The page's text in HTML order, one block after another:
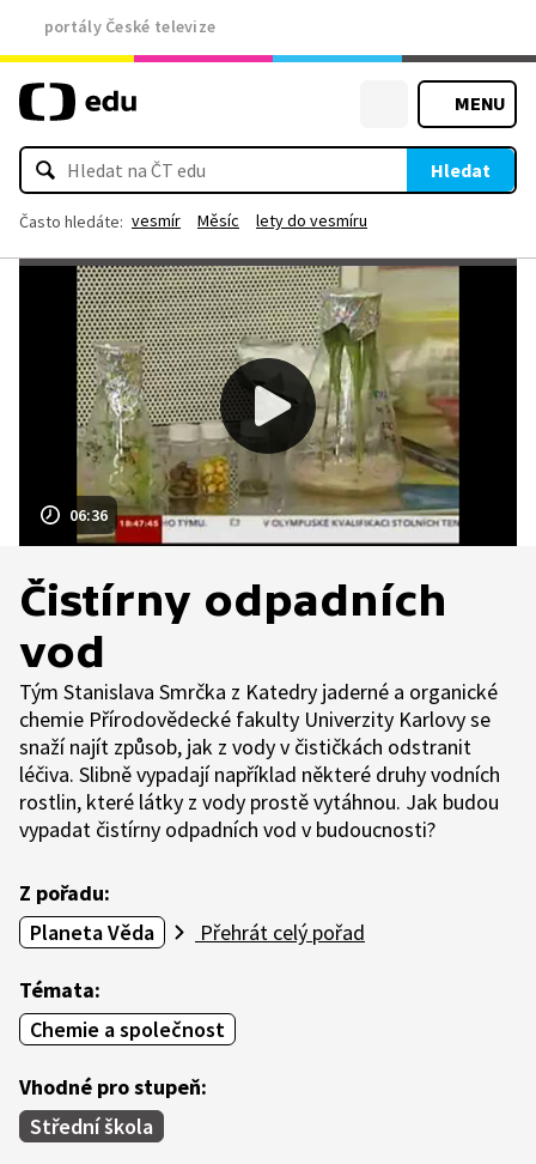
portály České televize
MENU
Hledat
Často hledáte: vesmír Měsíc lety do vesmíru
06:36
Čistírny odpadních
vod
Tým Stanislava Smrčka z Katedry jaderné a organické
chemie Přírodovědecké fakulty Univerzity Karlovy se
snaží najít způsob, jak z vody v čističkách odstranit
léčiva. Slibně vypadají například některé druhy vodních
rostlin, které látky z vody prostě vytáhnou. Jak budou
vypadat čistírny odpadních vod v budoucnosti?
Z pořadu:
Planeta Věda
Přehrát celý pořad
Témata:
Chemie a společnost
Vhodné pro stupeň:
Střední škola